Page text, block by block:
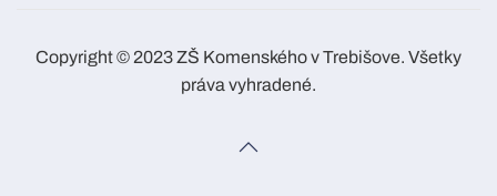
Copyright © 2023 ZŠ Komenského v Trebišove. Všetky
práva vyhradené.